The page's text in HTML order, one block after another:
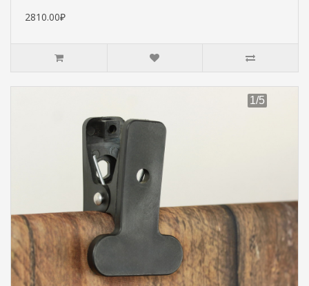
2810.00₽